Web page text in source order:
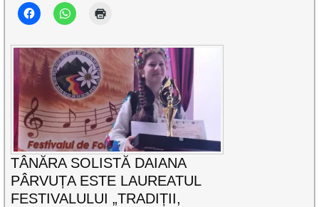
TÂNĂRA SOLISTĂ DAIANA
PÂRVUȚA ESTE LAUREATUL
FESTIVALULUI „TRADIȚII,